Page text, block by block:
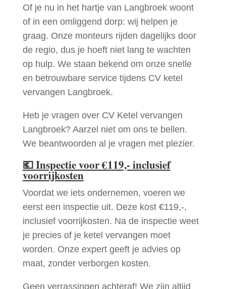
Of je nu in het hartje van Langbroek woont
of in een omliggend dorp: wij helpen je
graag. Onze monteurs rijden dagelijks door
de regio, dus je hoeft niet lang te wachten
op hulp. We staan bekend om onze snelle
en betrouwbare service tijdens CV ketel
vervangen Langbroek.
Heb je vragen over CV Ketel vervangen
Langbroek? Aarzel niet om ons te bellen.
We beantwoorden al je vragen met plezier.
💶Inspectie voor €119,- inclusief
voorrijkosten
Voordat we iets ondernemen, voeren we
eerst een inspectie uit. Deze kost €119,-,
inclusief voorrijkosten. Na de inspectie weet
je precies of je ketel vervangen moet
worden. Onze expert geeft je advies op
maat, zonder verborgen kosten.
Geen verrassingen achteraf! We zijn altijd